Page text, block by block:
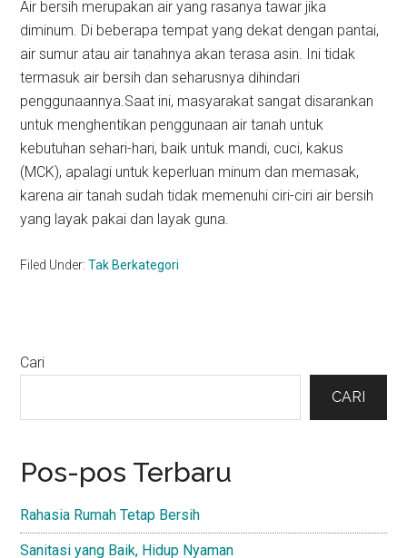
Air bersih merupakan air yang rasanya tawar jika
diminum. Di beberapa tempat yang dekat dengan pantai,
air sumur atau air tanahnya akan terasa asin. Ini tidak
termasuk air bersih dan seharusnya dihindari
penggunaannya.Saat ini, masyarakat sangat disarankan
untuk menghentikan penggunaan air tanah untuk
kebutuhan sehari-hari, baik untuk mandi, cuci, kakus
(MCK), apalagi untuk keperluan minum dan memasak,
karena air tanah sudah tidak memenuhi ciri-ciri air bersih
yang layak pakai dan layak guna.
Filed Under:Tak Berkategori
Primary
Cari
CARI
Pos-pos Terbaru
Rahasia Rumah Tetap Bersih
Sanitasi yang Baik, Hidup Nyaman